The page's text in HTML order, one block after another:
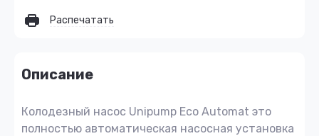
Распечатать
Описание
Колодезный насос Unipump Eco Automat это
полностью автоматическая насосная установка